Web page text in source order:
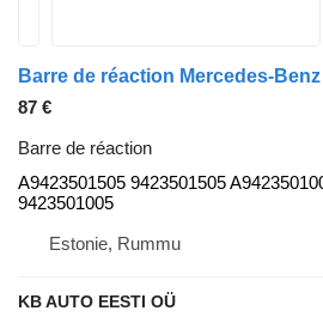
87 €
Barre de réaction
A9423501505 9423501505
9423501005
Estonie, Rummu
KB AUTO EESTI OÜ